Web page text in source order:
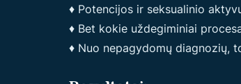
♦ Potencijos ir seksualinio
♦ Bet kokie uždegiminiai
♦ Nuo nepagydomų diagnozių,